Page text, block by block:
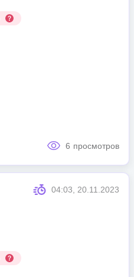
6 просмотров
04:03, 20.11.2023